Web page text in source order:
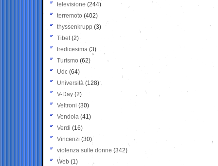
televisione(244)
terremoto (402)
thyssenkrupp (3)
Tibet(2)
tredicesima (3)
Turismo (62)
Udc (64)
Università (128)
V-Day (2)
Veltroni (30)
Vendola (41)
Verdi (16)
Vincenzi (30)
violenza sulle donne (342)
Web (1)